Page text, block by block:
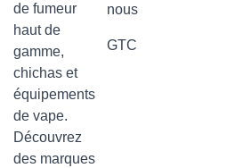
de fumeur
haut de
gamme,
chichas et
équipements
de vape.
Découvrez
des marques
nous
GTC